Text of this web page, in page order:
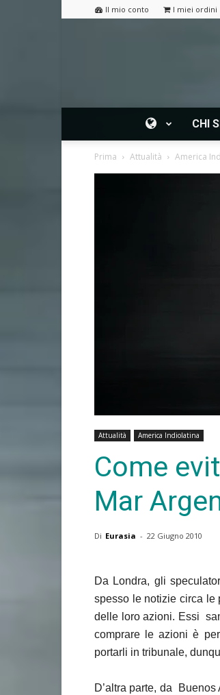
Il mio conto I miei ordini
CHI
Prima Attualità America
Attualità America Indiolatina
Come
Mar
Di Eurasia - 22 Giugno 2010
Da Londra, gli
spesso le notizie circa le
delle loro azioni. Essi
comprare le azioni è
portarli in tribunale,
D’altra parte, da